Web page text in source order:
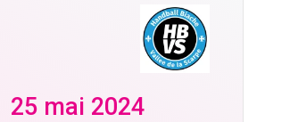
25 mai 2024